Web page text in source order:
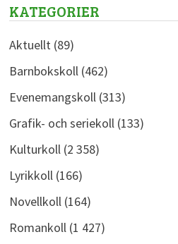
KATEGORIER
Aktuellt(89)
Barnbokskoll(462)
Evenemangskoll(313)
Grafik- och seriekoll(133)
Kulturkoll(2 358)
Lyrikkoll(166)
Novellkoll(164)
Romankoll(1 427)